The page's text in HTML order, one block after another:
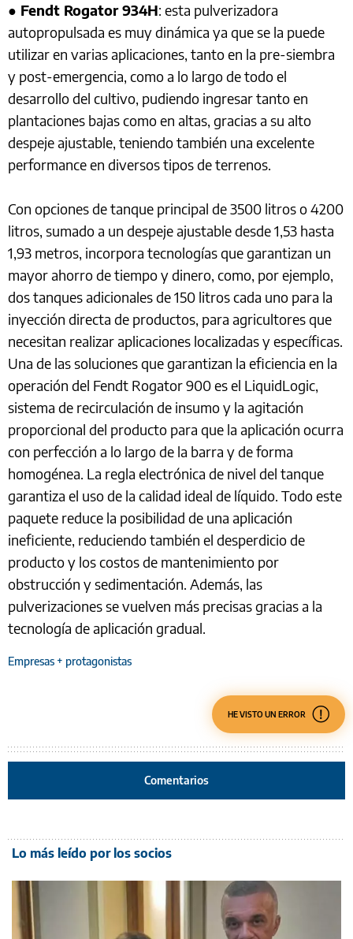
● Fendt Rogator 934H: esta pulverizadora
autopropulsada es muy dinámica ya que se la puede
utilizar en varias aplicaciones, tanto en la pre-siembra
y post-emergencia, como a lo largo de todo el
desarrollo del cultivo, pudiendo ingresar tanto en
plantaciones bajas como en altas, gracias a su alto
despeje ajustable, teniendo también una excelente
performance en diversos tipos de terrenos.
Con opciones de tanque principal de 3500 litros o 4200
litros, sumado a un despeje ajustable desde 1,53 hasta
1,93 metros, incorpora tecnologías que garantizan un
mayor ahorro de tiempo y dinero, como, por ejemplo,
dos tanques adicionales de 150 litros cada uno para la
inyección directa de productos, para agricultores que
necesitan realizar aplicaciones localizadas y específicas.
Una de las soluciones que garantizan la eficiencia en la
operación del Fendt Rogator 900 es el LiquidLogic,
sistema de recirculación de insumo y la agitación
proporcional del producto para que la aplicación ocurra
con perfección a lo largo de la barra y de forma
homogénea. La regla electrónica de nivel del tanque
garantiza el uso de la calidad ideal de líquido. Todo este
paquete reduce la posibilidad de una aplicación
ineficiente, reduciendo también el desperdicio de
producto y los costos de mantenimiento por
obstrucción y sedimentación. Además, las
pulverizaciones se vuelven más precisas gracias a la
tecnología de aplicación gradual.
Empresas + protagonistas
HE VISTO UN ERROR
Comentarios
Lo más leído por los socios